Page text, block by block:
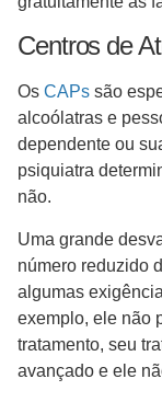
Centros de
Os CAPs são
alcoólatras e
dependente ou
psiquiatra
não.
Uma grande
número reduzido
algumas
exemplo, ele não
tratamento, seu
avançado e ele